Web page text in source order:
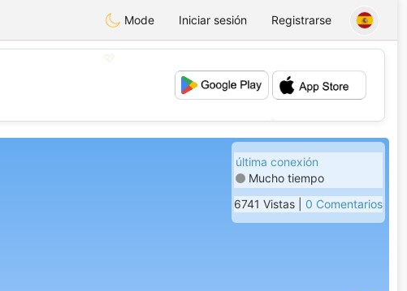
Mode Iniciar sesión Registrarse
💕
última conexión
Mucho tiempo
6741 Vistas | 0 Comentarios